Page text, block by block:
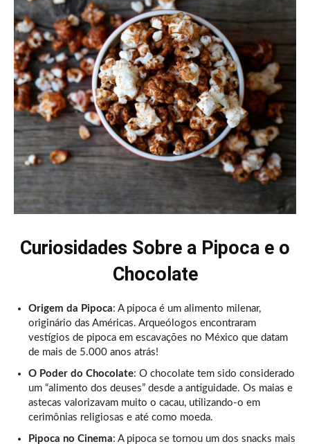
Curiosidades Sobre a Pipoca e o
Chocolate
Origem da Pipoca: A pipoca é um alimento milenar,
originário das Américas. Arqueólogos encontraram
vestígios de pipoca em escavações no México que datam
de mais de 5.000 anos atrás!
O Poder do Chocolate: O chocolate tem sido considerado
um “alimento dos deuses” desde a antiguidade. Os maias e
astecas valorizavam muito o cacau, utilizando-o em
cerimônias religiosas e até como moeda.
Pipoca no Cinema: A pipoca se tornou um dos snacks mais